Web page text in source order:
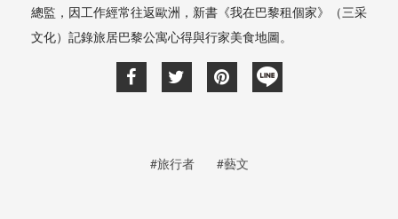
總監，因工作經常往返歐洲，新書《我在巴黎租個家》（三采
文化）記錄旅居巴黎公寓心得與行家美食地圖。
#旅行者 #藝文